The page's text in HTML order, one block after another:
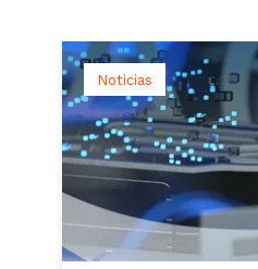
Noticias